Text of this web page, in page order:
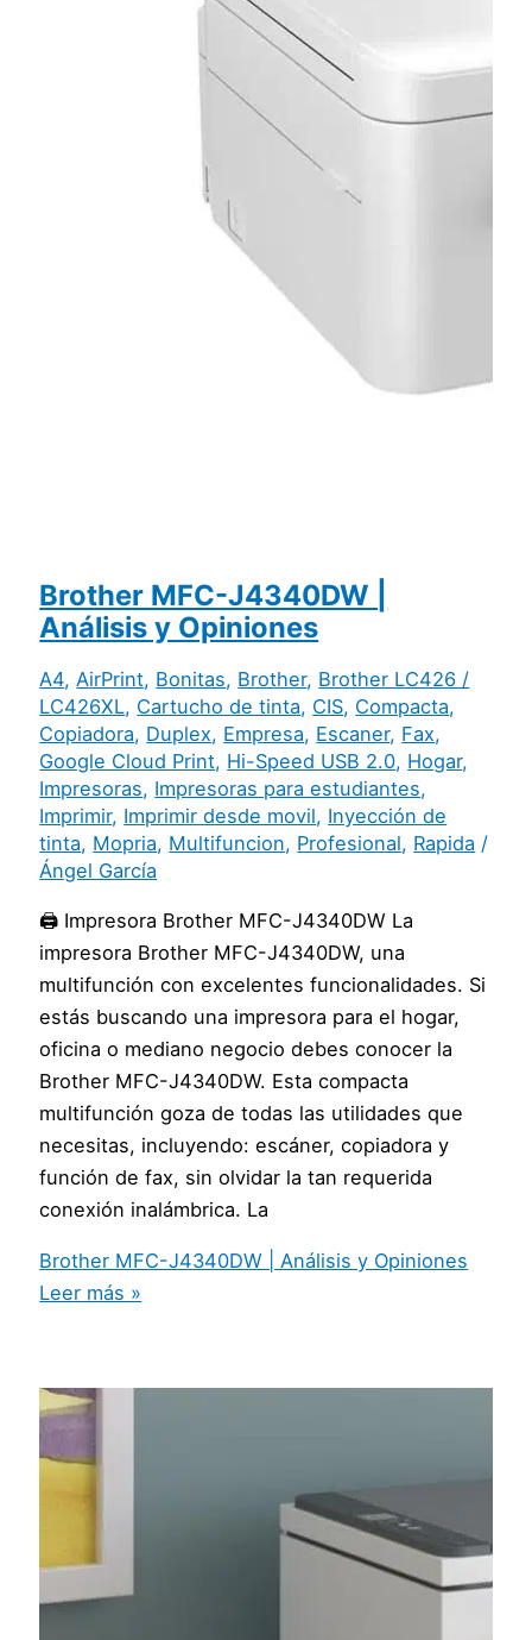
Brother MFC-J4340DW |
Análisis y Opiniones
A4,AirPrint, Bonitas, Brother, Brother LC426 /
LC426XL, Cartucho de tinta, CIS, Compacta,
Copiadora, Duplex, Empresa, Escaner, Fax,
Google Cloud Print, Hi-Speed USB 2.0, Hogar,
Impresoras, Impresoras para estudiantes,
Imprimir, Imprimir desde movil, Inyección de
tinta, Mopria, Multifuncion, Profesional, Rapida /
Ángel García
🖨️ Impresora Brother MFC-J4340DW La
impresora Brother MFC-J4340DW, una
multifunción con excelentes funcionalidades. Si
estás buscando una impresora para el hogar,
oficina o mediano negocio debes conocer la
Brother MFC-J4340DW. Esta compacta
multifunción goza de todas las utilidades que
necesitas, incluyendo: escáner, copiadora y
función de fax, sin olvidar la tan requerida
conexión inalámbrica. La
Brother MFC-J4340DW | Análisis y Opiniones
Leer más »